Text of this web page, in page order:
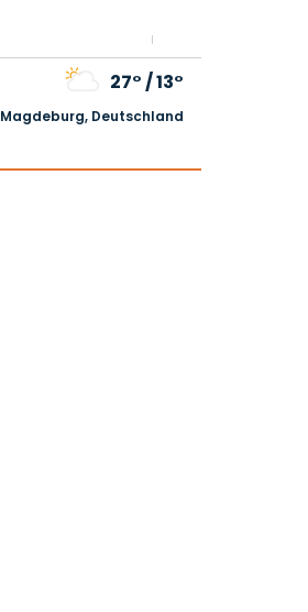
27°/13°
Magdeburg, Deutschland